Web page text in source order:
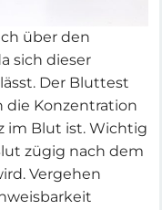
über den
sich dieser
Der Bluttest
Konzentration
im Blut ist. Wichtig
zügig nach dem
Vergehen